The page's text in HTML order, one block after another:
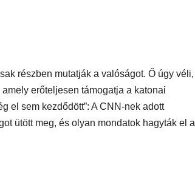
részben mutatják a valóságot. Ő úgy véli,
erőteljesen támogatja a katonai
el sem kezdődött”: A CNN-nek adott
ütött meg, és olyan mondatok hagyták el a